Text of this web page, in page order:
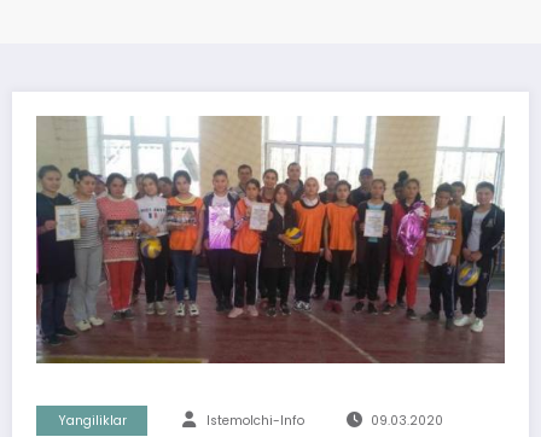
Yangiliklar Istemolchi-Info 09.03.2020